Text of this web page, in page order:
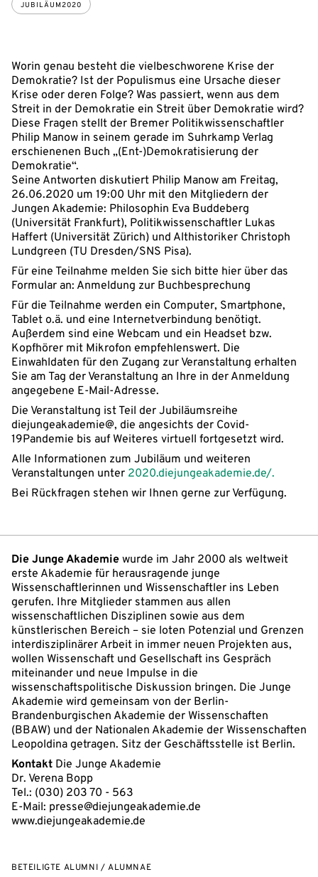
JUBILÄUM2020
Worin genau besteht die vielbeschworene Krise der
Demokratie? Ist der Populismus eine Ursache dieser
Krise oder deren Folge? Was passiert, wenn aus dem
Streit in der Demokratie ein Streit über Demokratie wird?
Diese Fragen stellt der Bremer Politikwissenschaftler
Philip Manow in seinem gerade im Suhrkamp Verlag
erschienenen Buch „(Ent-)Demokratisierung der
Demokratie“.
Seine Antworten diskutiert Philip Manow am Freitag,
26.06.2020 um 19:00 Uhr mit den Mitgliedern der
Jungen Akademie: Philosophin Eva Buddeberg
(Universität Frankfurt), Politikwissenschaftler Lukas
Haffert (Universität Zürich) und Althistoriker Christoph
Lundgreen (TU Dresden/SNS Pisa).
Für eine Teilnahme melden Sie sich bitte hier über das
Formular an: Anmeldung zur Buchbesprechung
Für die Teilnahme werden ein Computer, Smartphone,
Tablet o.ä. und eine Internetverbindung benötigt.
Außerdem sind eine Webcam und ein Headset bzw.
Kopfhörer mit Mikrofon empfehlenswert. Die
Einwahldaten für den Zugang zur Veranstaltung erhalten
Sie am Tag der Veranstaltung an Ihre in der Anmeldung
angegebene E-Mail-Adresse.
Die Veranstaltung ist Teil der Jubiläumsreihe
diejungeakademie@, die angesichts der Covid-
19Pandemie bis auf Weiteres virtuell fortgesetzt wird.
Alle Informationen zum Jubiläum und weiteren
Veranstaltungen unter 2020.diejungeakademie.de/.
Bei Rückfragen stehen wir Ihnen gerne zur Verfügung.
Die Junge Akademie wurde im Jahr 2000 als weltweit
erste Akademie für herausragende junge
Wissenschaftlerinnen und Wissenschaftler ins Leben
gerufen. Ihre Mitglieder stammen aus allen
wissenschaftlichen Disziplinen sowie aus dem
künstlerischen Bereich – sie loten Potenzial und Grenzen
interdisziplinärer Arbeit in immer neuen Projekten aus,
wollen Wissenschaft und Gesellschaft ins Gespräch
miteinander und neue Impulse in die
wissenschaftspolitische Diskussion bringen. Die Junge
Akademie wird gemeinsam von der Berlin-
Brandenburgischen Akademie der Wissenschaften
(BBAW) und der Nationalen Akademie der Wissenschaften
Leopoldina getragen. Sitz der Geschäftsstelle ist Berlin.
Kontakt Die Junge Akademie
Dr. Verena Bopp
Tel.: (030) 203 70 - 563
E-Mail: presse@diejungeakademie.de
www.diejungeakademie.de
BETEILIGTE ALUMNI / ALUMNAE